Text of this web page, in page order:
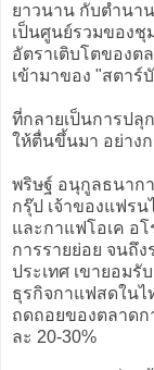
ยาวนาน กับตำนา
เป็นศูนย์รวมของชุ
อัตราเติบโตของต
เข้ามาของ "สตาร์
ที่กลายเป็นการปลุ
ให้ตื่นขึ้นมา อย่าง
พริษฐ์ อนุกูลธนาก
กรุ๊ป เจ้าของแฟร
และกาแฟโอเค อ
การรายย่อย จนถึ
ประเทศ เขายอมรั
ธุรกิจกาแฟสดในไ
ถดถอยของตลาดก
ละ 20-30%